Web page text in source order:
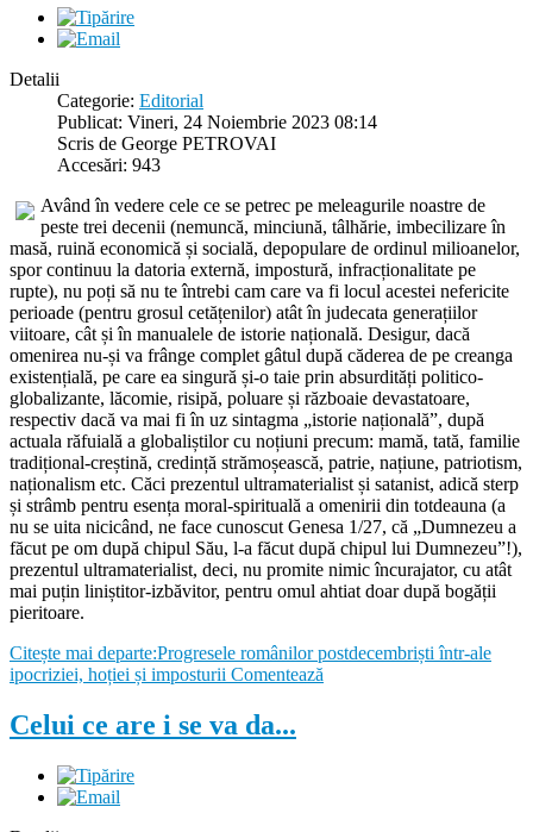
Detalii
Categorie: Editorial
Publicat: Vineri, 24 Noiembrie 2023 08:14
Scris de George PETROVAI
Accesări: 943
Având în vedere cele ce se petrec pe meleagurile noastre de
peste trei decenii (nemuncă, minciună, tâlhărie, imbecilizare în
masă, ruină economică și socială, depopulare de ordinul milioanelor,
spor continuu la datoria externă, impostură, infracționalitate pe
rupte), nu poți să nu te întrebi cam care va fi locul acestei nefericite
perioade (pentru grosul cetățenilor) atât în judecata generațiilor
viitoare, cât și în manualele de istorie națională. Desigur, dacă
omenirea nu-și va frânge complet gâtul după căderea de pe creanga
existențială, pe care ea singură și-o taie prin absurdități politico-
globalizante, lăcomie, risipă, poluare și războaie devastatoare,
respectiv dacă va mai fi în uz sintagma „istorie națională”, după
actuala răfuială a globaliștilor cu noțiuni precum: mamă, tată, familie
tradițional-creștină, credință strămoșească, patrie, națiune, patriotism,
naționalism etc. Căci prezentul ultramaterialist și satanist, adică sterp
și strâmb pentru esența moral-spirituală a omenirii din totdeauna (a
nu se uita nicicând, ne face cunoscut Genesa 1/27, că „Dumnezeu a
făcut pe om după chipul Său, l-a făcut după chipul lui Dumnezeu”!),
prezentul ultramaterialist, deci, nu promite nimic încurajator, cu atât
mai puțin liniștitor-izbăvitor, pentru omul ahtiat doar după bogății
pieritoare.
Citește mai departe:Progresele românilor postdecembriști într-ale
ipocriziei, hoției și imposturii Comentează
Celui ce are i se va da...